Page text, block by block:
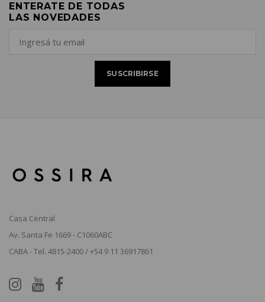
ENTERATE DE TODAS
LAS NOVEDADES
Casa Central
Av. Santa Fe 1669 - C1060ABC
CABA - Tel. 4815-2400 / +54 9 11 36917861